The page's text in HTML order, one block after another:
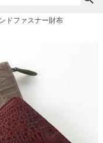
ドファスナー財布